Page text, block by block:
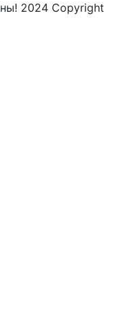
2024 Copyright